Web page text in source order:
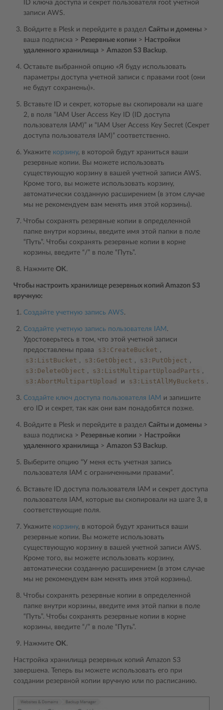
ID ключа доступа и секрет пользователя root учетной
записи AWS.
Войдите в Plesk и перейдите в раздел Сайты и домены >
ваша подписка > Резервные копии > Настройки
удаленного хранилища > Amazon S3 Backup.
Оставьте выбранной опцию «Я буду использовать
параметры доступа учетной записи с правами root (они
не будут сохранены)».
Вставьте ID и секрет, которые вы скопировали на шаге
2, в поля “IAM User Access Key ID (ID доступа
пользователя IAM)” и “IAM User Access Key Secret (Секрет
доступа пользователя IAM)” соответственно.
Укажите корзину, в которой будут храниться ваши
резервные копии. Вы можете использовать
существующую корзину в вашей учетной записи AWS.
Кроме того, вы можете использовать корзину,
автоматически созданную расширением (в этом случае
мы не рекомендуем вам менять имя этой корзины).
Чтобы сохранять резервные копии в определенной
папке внутри корзины, введите имя этой папки в поле
“Путь”. Чтобы сохранять резервные копии в корне
корзины, введите “/” в поле “Путь”.
Нажмите OK.
Чтобы настроить хранилище резервных копий Amazon S3
вручную:
Создайте учетную запись AWS.
Создайте учетную запись пользователя IAM .
Удостоверьтесь в том, что этой учетной записи
предоставлены права
s3:CreateBucket ,
s3:ListBucket , s3:GetObject , s3:PutObject ,
s3:DeleteObject , s3:ListMultipartUploadParts ,
s3:AbortMultipartUpload и s3:ListAllMyBuckets .
Создайте ключ доступа пользователя IAM и запишите
его ID и секрет, так как они вам понадобятся позже.
Войдите в Plesk и перейдите в раздел Сайты и домены >
ваша подписка > Резервные копии > Настройки
удаленного хранилища > Amazon S3 Backup.
Выберите опцию “У меня есть учетная запись
пользователя IAM с ограниченными правами”.
Вставьте ID доступа пользователя IAM и секрет доступа
пользователя IAM, которые вы скопировали на шаге 3, в
соответствующие поля.
Укажите корзину, в которой будут храниться ваши
резервные копии. Вы можете использовать
существующую корзину в вашей учетной записи AWS.
Кроме того, вы можете использовать корзину,
автоматически созданную расширением (в этом случае
мы не рекомендуем вам менять имя этой корзины).
Чтобы сохранять резервные копии в определенной
папке внутри корзины, введите имя этой папки в поле
“Путь”. Чтобы сохранять резервные копии в корне
корзины, введите “/” в поле “Путь”.
Нажмите OK.
Настройка хранилища резервных копий Amazon S3
завершена. Теперь вы можете использовать его при
создании резервной копии вручную или по расписанию.